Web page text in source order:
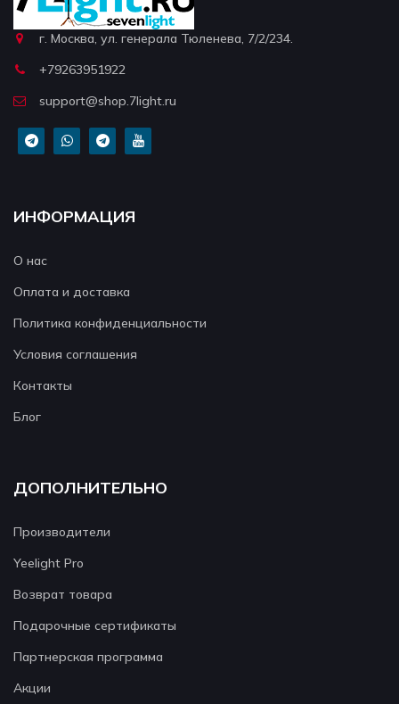
г. Москва, ул. генерала Тюленева, 7/2/234.
+79263951922
support@shop.7light.ru
ИНФОРМАЦИЯ
О нас
Оплата и доставка
Политика конфиденциальности
Условия соглашения
Контакты
Блог
ДОПОЛНИТЕЛЬНО
Производители
Yeelight Pro
Возврат товара
Подарочные сертификаты
Партнерская программа
Акции